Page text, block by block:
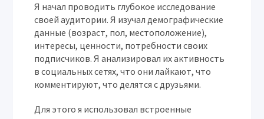
Я начал проводить глубокое исследование
своей аудитории. Я изучал демографические
данные (возраст, пол, местоположение),
интересы, ценности, потребности своих
подписчиков. Я анализировал их активность
в социальных сетях, что они лайкают, что
комментируют, что делятся с друзьями.
Для этого я использовал встроенные